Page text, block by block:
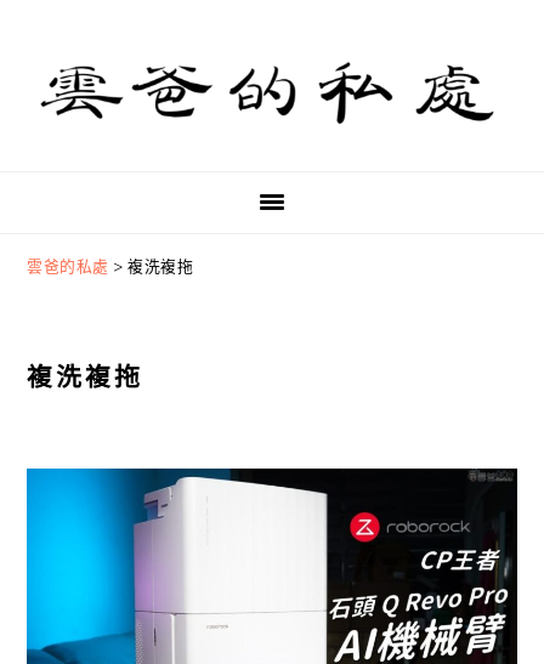
primary
navigation
content
primary
sidebar
雲爸的私處 >複洗複拖
複洗複拖